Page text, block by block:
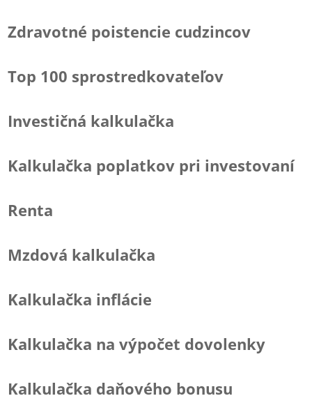
Zdravotné poistencie cudzincov
Top 100 sprostredkovateľov
Investičná kalkulačka
Kalkulačka poplatkov pri investovaní
Renta
Mzdová kalkulačka
Kalkulačka inflácie
Kalkulačka na výpočet dovolenky
Kalkulačka daňového bonusu